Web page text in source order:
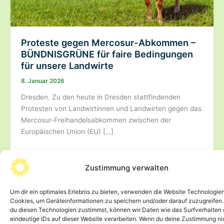
Zustimmung verwalten
Um dir ein optimales Erlebnis zu bieten, verwenden die Website
Cookies, um Geräteinformationen zu speichern und/oder darauf zuzugreifen.
du diesen Technologien zustimmst, können wir Daten wie das Surfverhalten
eindeutige IDs auf dieser Website verarbeiten. Wenn du deine Zustimmung
Proteste gegen Mercosur-Abkommen –
BÜNDNISGRÜNE für faire Bedingungen
für unsere Landwirte
8. Januar 2026
Dresden. Zu den heute in Dresden stattfindenden
Protesten von Landwirtinnen und Landwirten gegen das
Mercosur-Freihandelsabkommen zwischen der
Europäischen Union (EU) […]
gegen
Mercosur-
–
BÜNDNISGRÜNE
für